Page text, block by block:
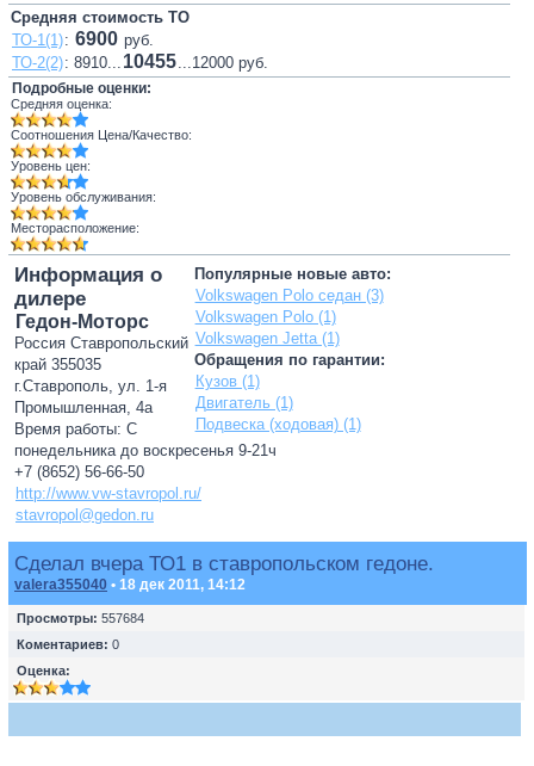
Средняя стоимость ТО
ТО-1(1): 6900 руб.
ТО-2(2): 8910... 10455...12000 руб.
Подробные оценки:
Средняя оценка:
Соотношения Цена/Качество:
Уровень цен:
Уровень обслуживания:
Месторасположение:
Популярные новые авто:
Volkswagen Polo седан (3)
Volkswagen Polo (1)
Volkswagen Jetta (1)
Обращения по гарантии:
Кузов (1)
Двигатель (1)
Подвеска (ходовая) (1)
Информация о
дилере
Гедон-Моторс
Россия Ставропольский
край 355035
г.Ставрополь, ул. 1-я
Промышленная, 4а
Время работы: С
понедельника до воскресенья 9-21ч
+7 (8652) 56-66-50
http://www.vw-stavropol.ru/
stavropol@gedon.ru
Сделал вчера ТО1 в ставропольском гедоне.
valera355040 • 18 дек 2011, 14:12
Просмотры: 557684
Коментариев: 0
Оценка: